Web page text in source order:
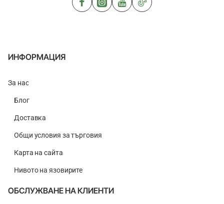
ИНФОРМАЦИЯ
За нас
Блог
Доставка
Общи условия за търговия
Карта на сайта
Нивото на язовирите
ОБСЛУЖВАНЕ НА КЛИЕНТИ